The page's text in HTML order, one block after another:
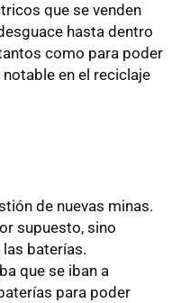
que se venden
hasta dentro
como para poder
en el reciclaje
de nuevas minas.
supuesto, sino
baterías.
que se iban a
para poder